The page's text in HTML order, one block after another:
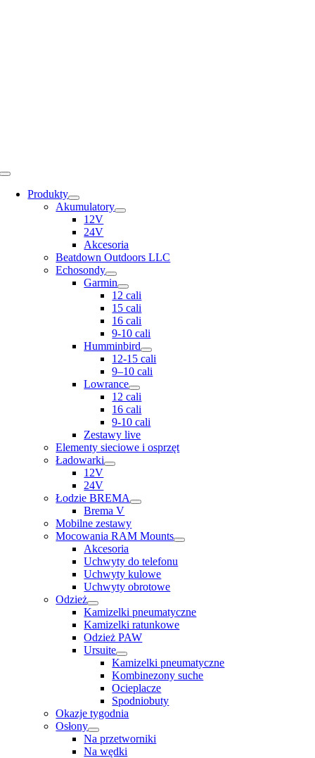
Toggle
NavigationProdukty
Akumulatory
12V
24V
Akcesoria
Beatdown Outdoors LLC
Echosondy
Garmin
12 cali
15 cali
16 cali
9-10 cali
Humminbird
12-15 cali
9–10 cali
Lowrance
12 cali
16 cali
9-10 cali
Zestawy live
Elementy sieciowe i osprzęt
Ładowarki
12V
24V
Łodzie BREMA
Brema V
Mobilne zestawy
Mocowania RAM Mounts
Akcesoria
Uchwyty do telefonu
Uchwyty kulowe
Uchwyty obrotowe
Odzież
Kamizelki pneumatyczne
Kamizelki ratunkowe
Odzież PAW
Ursuite
Kamizelki pneumatyczne
Kombinezony suche
Ocieplacze
Spodniobuty
Okazje tygodnia
Osłony
Na przetworniki
Na wędki